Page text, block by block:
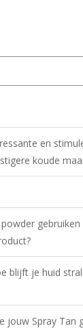
en
koude
gebruiken
blijft je huid
jouw Spray Tan